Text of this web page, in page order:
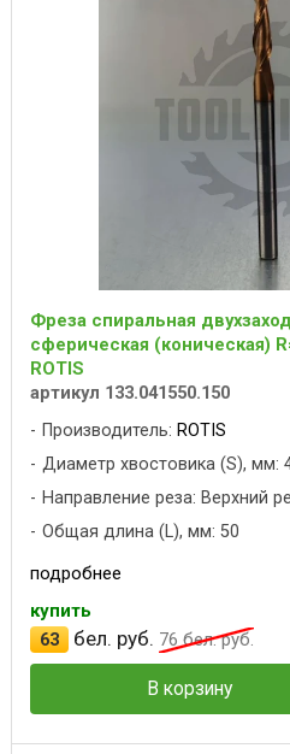
Фреза спиральная
сферическая (коническая)
ROTIS
артикул 133.041550.150
Производитель: ROTIS
Диаметр хвостовика (S), мм:
Направление реза: Верхний
Общая длина (L), мм: 50
подробнее
купить
63
бел. руб. 76 бел. руб.
В корзину